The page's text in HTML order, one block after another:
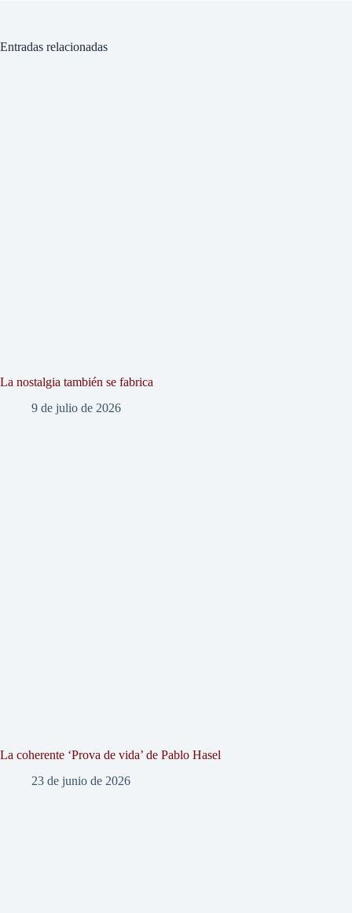
Entradas relacionadas
La nostalgia también se fabrica
9 de julio de 2026
La coherente ‘Prova de vida’ de Pablo Hasel
23 de junio de 2026